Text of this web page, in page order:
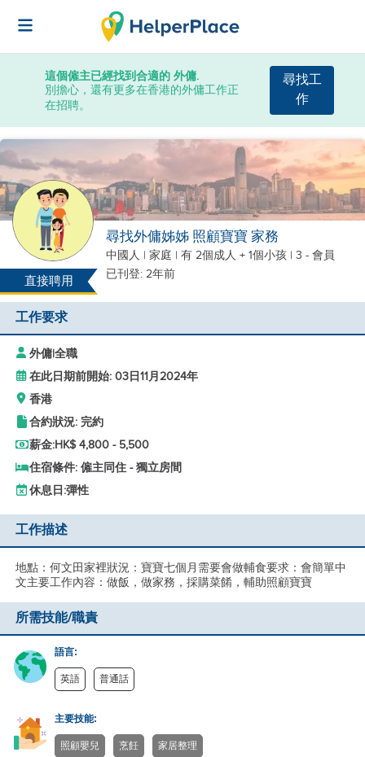
這個僱主已經找到合適的 外傭.
別擔心，還有更多在香港的外傭工作正
在招聘。
尋找工
作
直接聘用
尋找外傭姊姊 照顧寶寶 家務
中國人 | 家庭 | 有 2個成人 + 1個小孩 | 3 - 會員
已刊登: 2年前
工作要求
外傭|全職
在此日期前開始: 03日11月2024年
香港
合約狀況: 完約
薪金:HK$ 4,800 - 5,500
住宿條件: 僱主同住 - 獨立房間
休息日:彈性
工作描述
地點：何文田家裡狀況：寶寶七個月需要會做輔食要求：會簡單中
文主要工作內容：做飯，做家務，採購菜餚，輔助照顧寶寶
所需技能/職責
語言:
英語 普通話
主要技能:
照顧嬰兒 烹飪 家居整理